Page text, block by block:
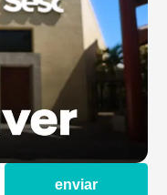
enviar